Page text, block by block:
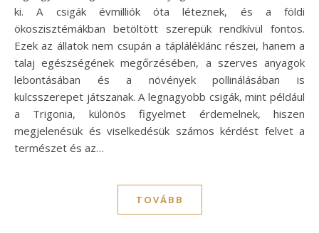
ki. A csigák évmilliók óta léteznek, és a földi
ökoszisztémákban betöltött szerepük rendkívül fontos.
Ezek az állatok nem csupán a tápláléklánc részei, hanem a
talaj egészségének megőrzésében, a szerves anyagok
lebontásában és a növények pollinálásában is
kulcsszerepet játszanak. A legnagyobb csigák, mint például
a Trigonia, különös figyelmet érdemelnek, hiszen
megjelenésük és viselkedésük számos kérdést felvet a
természet és az…
TOVÁBB